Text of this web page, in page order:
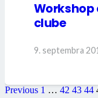
Workshop
clube
9. septembra
Previous 1 … 42 43 44